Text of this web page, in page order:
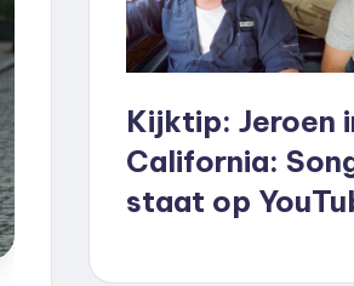
Kijktip: Jeroen
California:
staat op